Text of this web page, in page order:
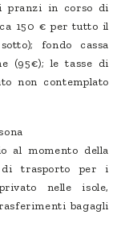
pranzi in corso di
150 € per tutto il
fondo cassa
(95€); le tasse di
non contemplato
al momento della
di trasporto per i
nelle isole,
bagagli